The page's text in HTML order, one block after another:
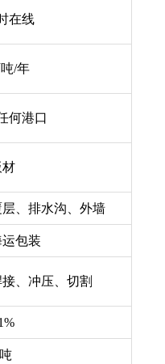
在线
/年
何港口
材
、排水沟、外墙
包装
、冲压、切割